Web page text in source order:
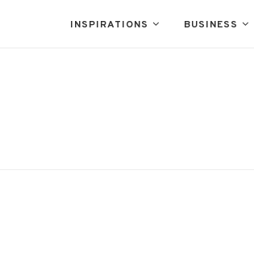
INSPIRATIONS BUSINESS